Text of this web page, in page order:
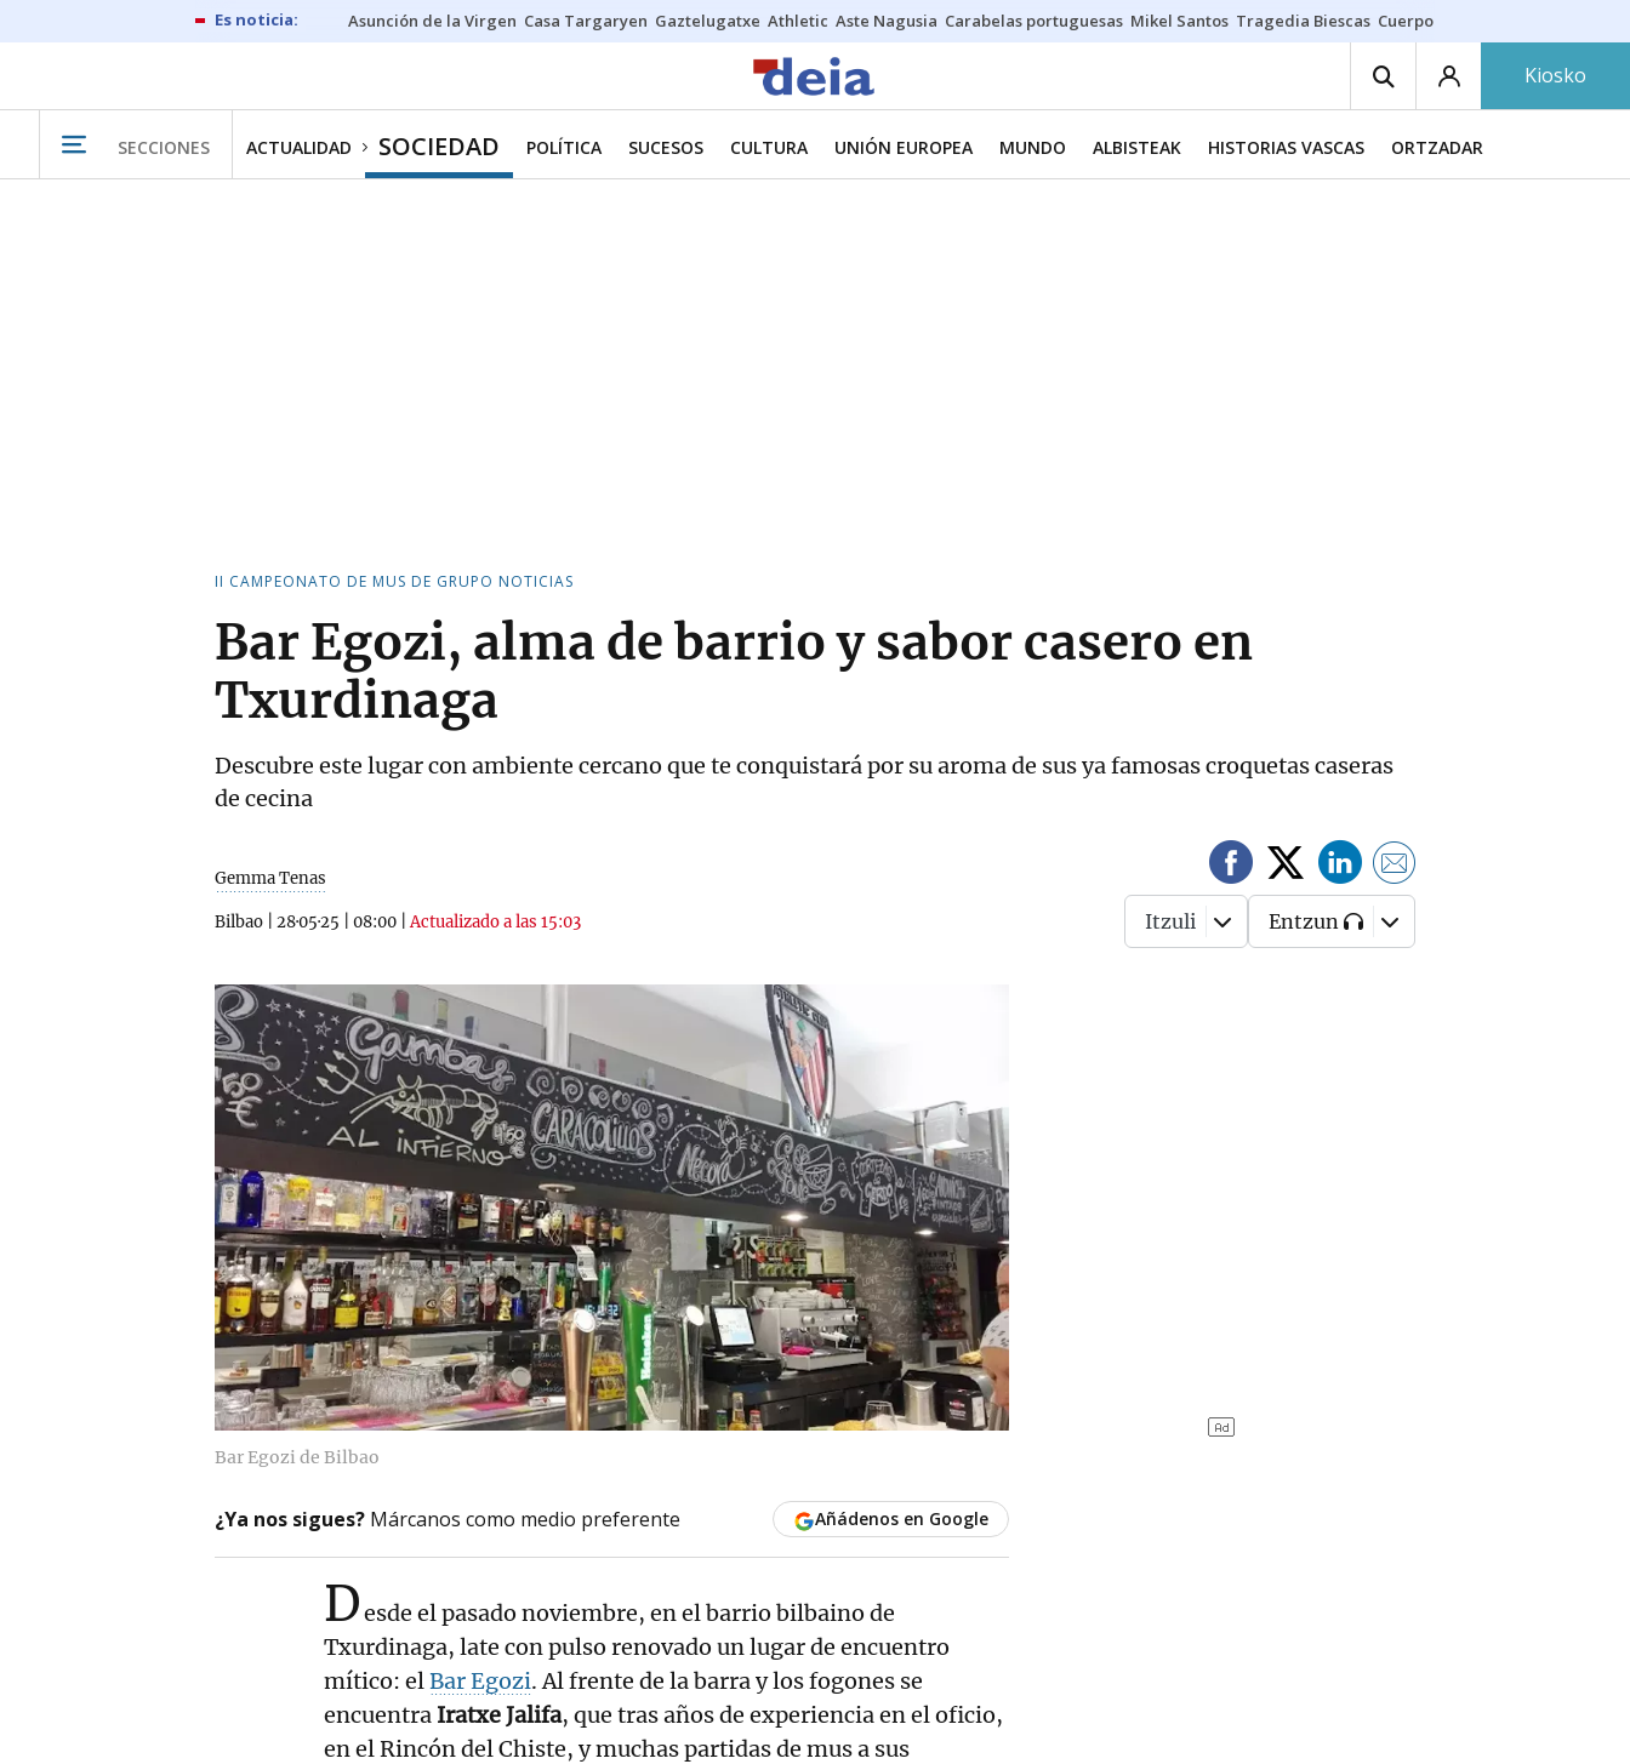
Asunción de la Virgen Casa Targaryen Gaztelugatxe Athletic Aste Nagusia Carabelas portuguesas Mikel Santos Tragedia Biescas Cuerpo ría
Kiosko
SECCIONES ACTUALIDAD SOCIEDAD POLÍTICA SUCESOS CULTURA UNIÓN EUROPEA MUNDO ALBISTEAK HISTORIAS VASCAS ORTZADAR
II CAMPEONATO DE MUS DE GRUPO NOTICIAS
Bar Egozi, alma de barrio y sabor casero en
Txurdinaga
Descubre este lugar con ambiente cercano que te conquistará por su aroma de sus ya famosas croquetas caseras
de cecina
Gemma Tenas
Bilbao 28·05·25 08:00 |Actualizado a las 15:03 Itzuli Entzun
Bar Egozi de Bilbao
¿Ya nos sigues? Márcanos como medio preferente Añádenos en Google
Desde el pasado noviembre, en el barrio bilbaino de
Txurdinaga, late con pulso renovado un lugar de encuentro
mítico: elBar Egozi. Al frente de la barra y los fogones se
encuentra Iratxe Jalifa, que tras años de experiencia en el oficio,
en el Rincón del Chiste, y muchas partidas de mus a sus